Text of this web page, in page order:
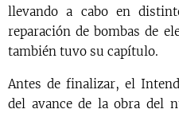
llevando a cabo en
reparación de bombas de
también tuvo su capítulo.
Antes de finalizar, el
del avance de la obra del